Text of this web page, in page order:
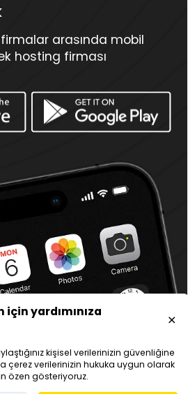
Web Hosting
Web Hosting
Ekstra
Kontrol Paneli Lisansları
Firewall ve Güvenlik
Hakkımızda
Finansal ve Ticari Bilgiler
Altyapımız
Yardım
Makdos Blog
yardımınıza
kişisel verilerinizin güvenliğine
çerez verilerinizin hukuka uygun olarak
özen gösteriyoruz.
arasında mobil
hosting firması